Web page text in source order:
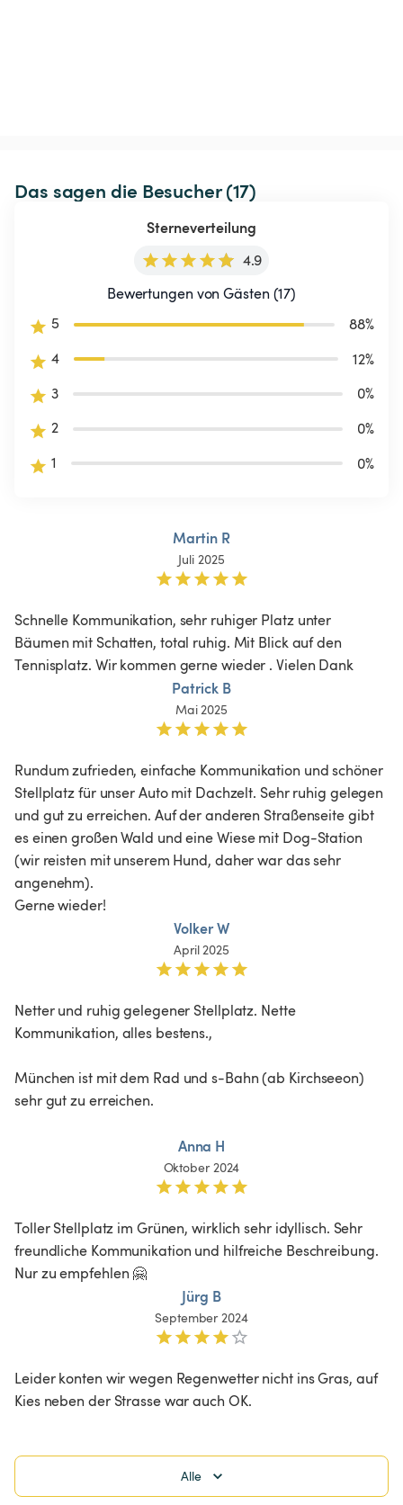
Das sagen die Besucher (17)
Sterneverteilung
4.9
Bewertungen von Gästen (17)
5
88%
4
12%
3
0%
2
0%
1
0%
Martin R
Juli 2025
Schnelle Kommunikation, sehr ruhiger Platz unter
Bäumen mit Schatten, total ruhig. Mit Blick auf den
Tennisplatz. Wir kommen gerne wieder . Vielen Dank
Patrick B
Mai 2025
Rundum zufrieden, einfache Kommunikation und schöner
Stellplatz für unser Auto mit Dachzelt. Sehr ruhig gelegen
und gut zu erreichen. Auf der anderen Straßenseite gibt
es einen großen Wald und eine Wiese mit Dog-Station
(wir reisten mit unserem Hund, daher war das sehr
angenehm).
Gerne wieder!
Volker W
April 2025
Netter und ruhig gelegener Stellplatz. Nette
Kommunikation, alles bestens.,
München ist mit dem Rad und s-Bahn (ab Kirchseeon)
sehr gut zu erreichen.
Anna H
Oktober 2024
Toller Stellplatz im Grünen, wirklich sehr idyllisch. Sehr
freundliche Kommunikation und hilfreiche Beschreibung.
Nur zu empfehlen 🤗
Jürg B
September 2024
Leider konten wir wegen Regenwetter nicht ins Gras, auf
Kies neben der Strasse war auch OK.
Alle